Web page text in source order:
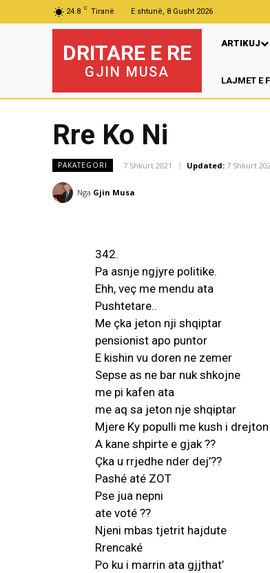
24.8 C Tiranë E shtunë, 8 Gusht 2026
DRITARE E RE
GJIN MUSA
ARTIKUJ
LAJMET E
Rre Ko Ni
PAKATEGORI 7 Shkurt 2021 Updated: 7 Shkurt
Nga Gjin Musa
342.
Pa asnje ngjyre politike.
Ehh, veç me mendu ata
Pushtetare..
Me çka jeton nji shqiptar
pensionist apo puntor
E kishin vu doren ne zemer
Sepse as ne bar nuk shkojne
me pi kafen ata
me aq sa jeton nje shqiptar
Mjere Ky populli me kush i drejton
A kane shpirte e gjak ??
Çka u rrjedhe nder dej’??
Pashé até ZOT
Pse jua nepni
ate voté ??
Njeni mbas tjetrit hajdute
Rrencaké
Po ku i marrin ata gjjthat’